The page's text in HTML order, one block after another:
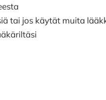
tai jos käytät muita